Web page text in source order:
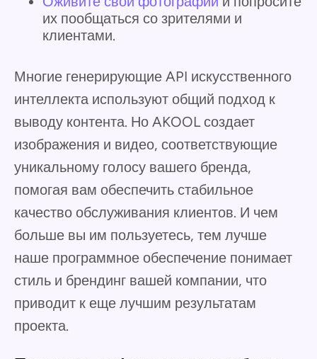
их пообщаться со зрителями и
клиентами.
Многие генерирующие API искусственного
интеллекта используют общий подход к
выводу контента. Но AKOOL создает
изображения и видео, соответствующие
уникальному голосу вашего бренда,
помогая вам обеспечить стабильное
качество обслуживания клиентов. И чем
больше вы им пользуетесь, тем лучше
наше программное обеспечение понимает
стиль и брендинг вашей компании, что
приводит к еще лучшим результатам
проекта.